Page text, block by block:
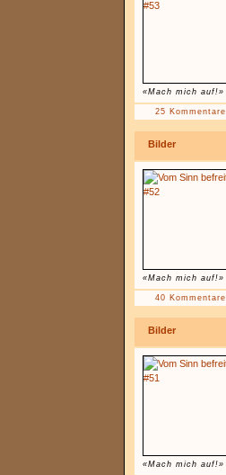
«Mach mich auf!»
25 Kommentare
Bilder
«Mach mich auf!»
40 Kommentare
Bilder
«Mach mich auf!»